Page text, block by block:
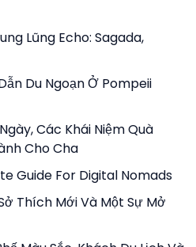
Lũng Echo: Sagada,
Du Ngoạn Ở Pompeii
Các Khái Niệm Quà
Cho Cha
Guide For Digital Nomads
Thích Mới Và Một Sự Mở